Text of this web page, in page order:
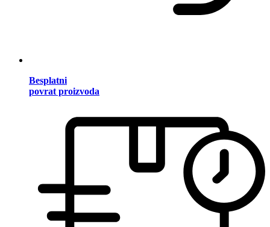
Besplatni
povrat proizvoda